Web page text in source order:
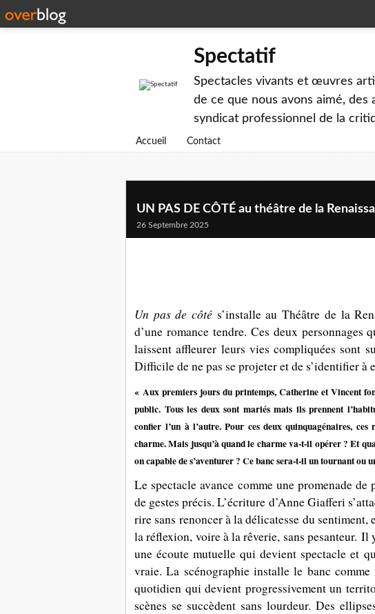
Spectatif
Spectacles vivants et œuvres
de ce que nous avons aimé,
syndicat professionnel de la
Accueil Contact
UN PAS DE CÔTÉ au théâtre de la
26 Septembre 2025
Un pas de côté s’installe au Théâtre de la
d’une romance tendre. Ces deux personnages
laissent affleurer leurs vies compliquées sont
Difficile de ne pas se projeter et de s’identifier à
« Aux premiers jours du printemps, Catherine et Vincent
public. Tous les deux sont mariés mais ils prennent
confier l’un à l’autre. Pour ces deux quinquagénaires,
charme. Mais jusqu’à quand le charme va-t-il opérer ? Et
on capable de s’aventurer ? Ce banc sera-t-il un tournant ou
Le spectacle avance comme une promenade
de gestes précis. L’écriture d’Anne Giafferi
rire sans renoncer à la délicatesse du
la réflexion, voire à la rêverie, sans pesanteur.Il
une écoute mutuelle qui devient spectacle et
vraie. La scénographie installe le banc
quotidien qui devient progressivement un
scènes se succèdent sans lourdeur. Des